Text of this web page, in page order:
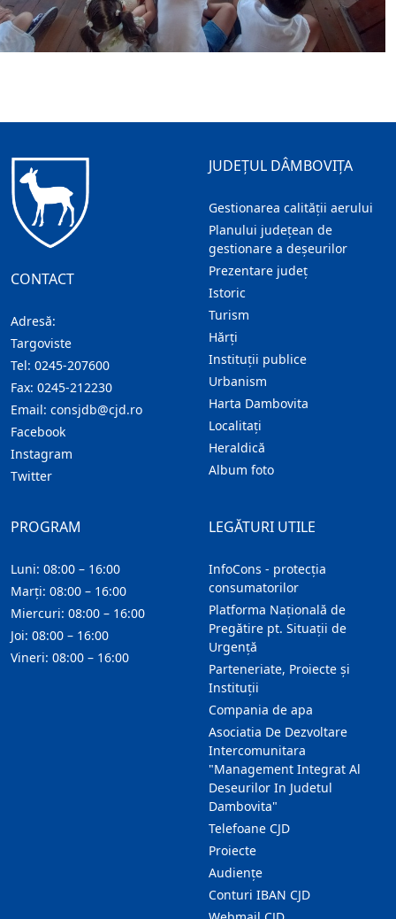
CONTACT
Adresă:
Targoviste
Tel: 0245-207600
Fax: 0245-212230
Email: consjdb@cjd.ro
Facebook
Instagram
Twitter
JUDEȚUL DÂMBOVIȚA
Gestionarea calității aerului
Planului județean de
gestionare a deșeurilor
Prezentare judeţ
Istoric
Turism
Hărţi
Instituţii publice
Urbanism
Harta Dambovita
Localitaţi
Heraldică
Album foto
LEGĂTURI UTILE
InfoCons - protecția
consumatorilor
Platforma Națională de
Pregătire pt. Situații de
Urgență
Parteneriate, Proiecte și
Instituții
Compania de apa
Asociatia De Dezvoltare
Intercomunitara
"Management Integrat Al
Deseurilor In Judetul
Dambovita"
Telefoane CJD
Proiecte
Audienţe
Conturi IBAN CJD
PROGRAM
Luni: 08:00 – 16:00
Marți: 08:00 – 16:00
Miercuri: 08:00 – 16:00
Joi: 08:00 – 16:00
Vineri: 08:00 – 16:00